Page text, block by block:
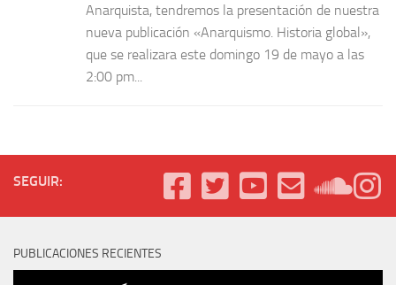
Anarquista, tendremos la presentación de nuestra
nueva publicación «Anarquismo. Historia global»,
que se realizara este domingo 19 de mayo a las
2:00 pm...
SEGUIR:
PUBLICACIONES RECIENTES